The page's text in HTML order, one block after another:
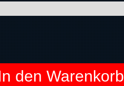
den Warenkorb